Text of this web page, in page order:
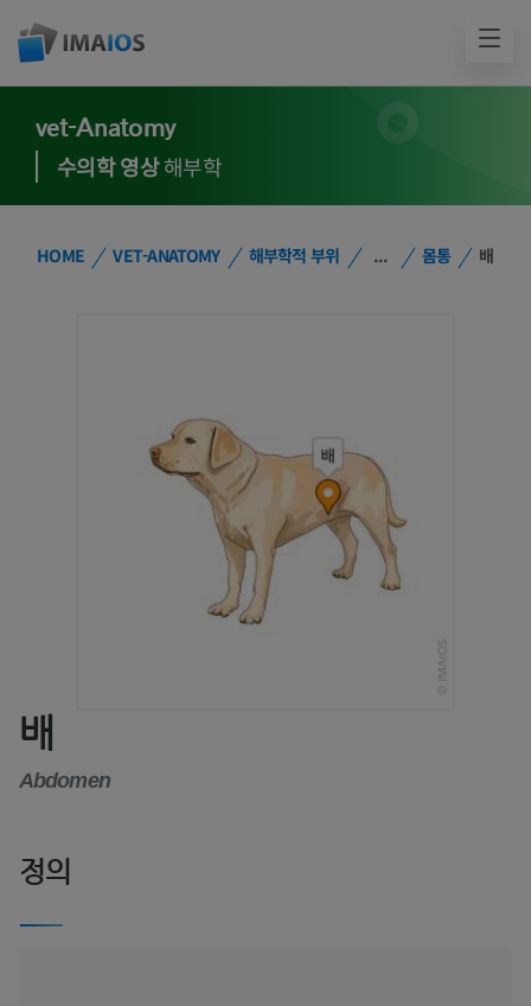
vet-Anatomy
수의학 영상해부학
HOME VET-ANATOMY 해부학적 부위 ... 몸통 배
배
Abdomen
정의